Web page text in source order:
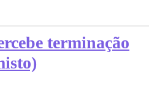
terminação